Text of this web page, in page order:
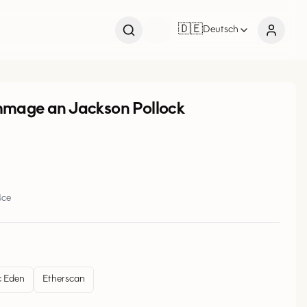
🇩🇪Deutsch
an Jackson Pollock
Eden Etherscan